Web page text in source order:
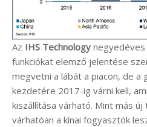
Az IHS Technology
funkciókat elemző jelentése
megvetni a lábát a piacon, de a
kezdetére 2017-ig várni kell,
kiszállítása várható. Mint más
várhatóan a kínai fogyasztók